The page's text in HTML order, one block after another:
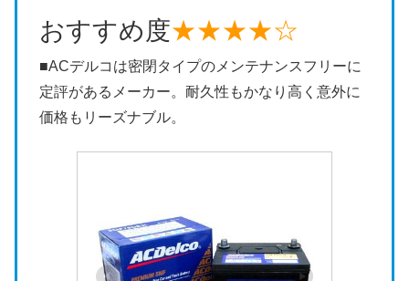
おすすめ度★★★★☆
■ACデルコは密閉タイプのメンテナンスフリーに
定評があるメーカー。耐久性もかなり高く意外に
価格もリーズナブル。